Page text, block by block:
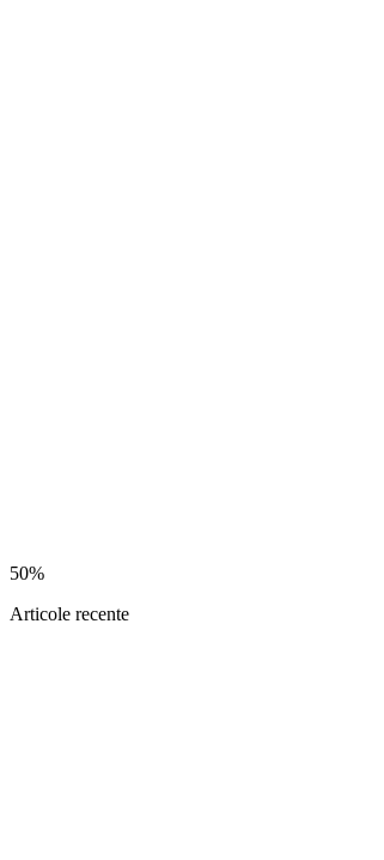
50%
Articole recente